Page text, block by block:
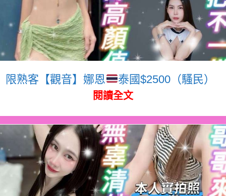
限熟客【觀音】娜恩 泰國$2500（騷民）
閱讀全文